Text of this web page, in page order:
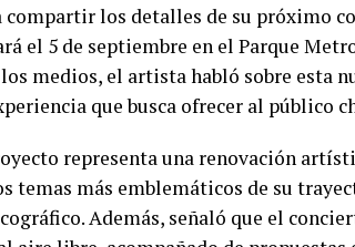
compartir los detalles de su próximo
el 5 de septiembre en el Parque
medios, el artista habló sobre esta
que busca ofrecer al público
representa una renovación
temas más emblemáticos de su
Además, señaló que el